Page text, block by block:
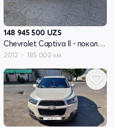
148 945 500 UZS
Chevrolet Captiva II - поколение
2012 185 000 км